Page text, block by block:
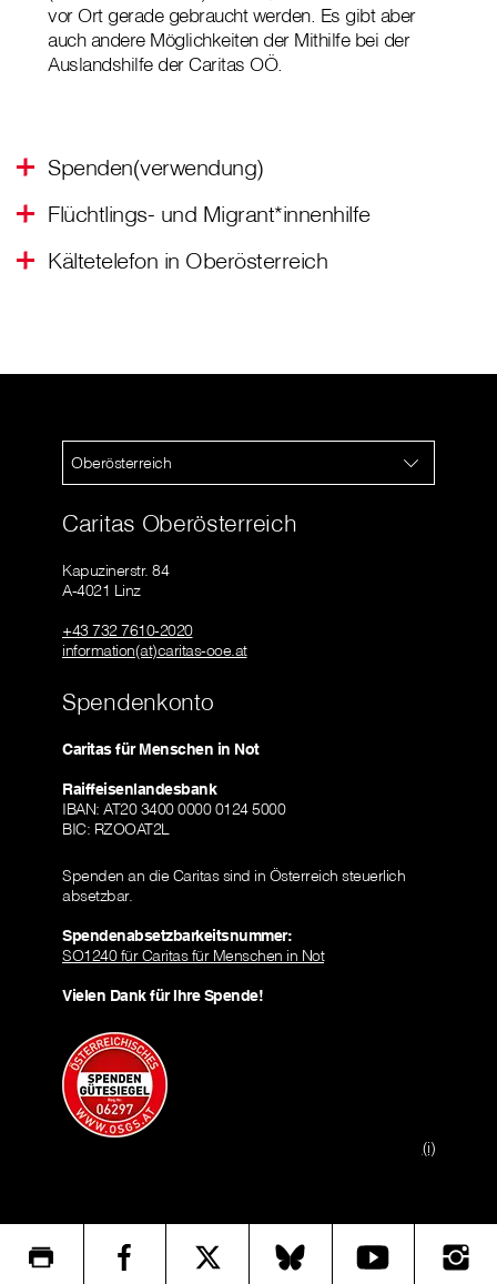
vor Ort gerade gebraucht werden. Es gibt aber
auch andere Möglichkeiten der Mithilfe bei der
Auslandshilfe der Caritas OÖ.
Spenden(verwendung)
Flüchtlings- und Migrant*innenhilfe
Kältetelefon in Oberösterreich
Oberösterreich
Caritas Oberösterreich
Kapuzinerstr. 84
A-4021 Linz
+43 732 7610-2020
information(at)caritas-ooe.at
Spendenkonto
Caritas für Menschen in Not
Raiffeisenlandesbank
IBAN: AT20 3400 0000 0124 5000
BIC: RZOOAT2L
Spenden an die Caritas sind in Österreich steuerlich
absetzbar.
Spendenabsetzbarkeitsnummer:
SO1240 für Caritas für Menschen in Not
Vielen Dank für Ihre Spende!
(i)